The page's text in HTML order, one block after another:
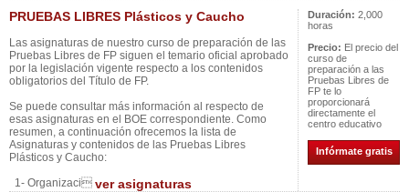
PRUEBAS LIBRES Plásticos y Caucho
Las asignaturas de nuestro curso de preparación de las
Pruebas Libres de FP siguen el temario oficial aprobado
por la legislación vigente respecto a los contenidos
obligatorios del Título de FP.
Se puede consultar más información al respecto de
esas asignaturas en el BOE correspondiente. Como
resumen, a continuación ofrecemos la lista de
Asignaturas y contenidos de las Pruebas Libres
Plásticos y Caucho:
1- Organizaci ver asignaturas
Duración: 2,000
horas
Precio: El precio del
curso de
preparación a las
Pruebas Libres de
FP te lo
proporcionará
directamente el
centro educativo
Infórmate gratis